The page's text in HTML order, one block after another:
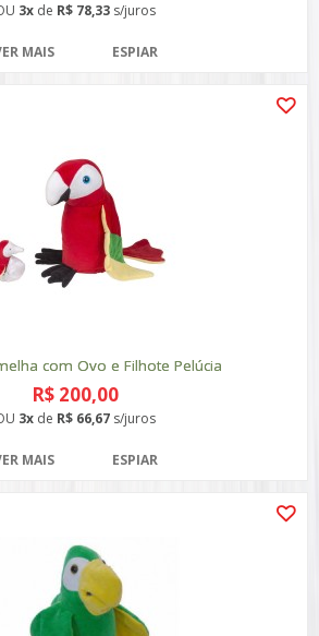
3x de R$ 78,33 s/juros
MAIS ESPIAR
com Ovo e Filhote Pelúcia
R$ 200,00
3x de R$ 66,67 s/juros
MAIS ESPIAR